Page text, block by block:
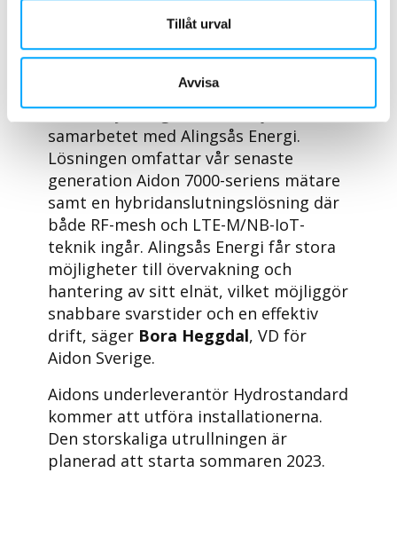
Tillåt urval
Avvisa
stabilitet, har vi också förväntningar
på lägre driftskostnader, fortsätter
– Vi är mycket glada att börja
samarbetet med Alingsås Energi.
Lösningen omfattar vår senaste
generation Aidon 7000-seriens mätare
samt en hybridanslutningslösning där
både RF-mesh och LTE-M/NB-IoT-
teknik ingår. Alingsås Energi får stora
möjligheter till övervakning och
hantering av sitt elnät, vilket möjliggör
snabbare svarstider och en effektiv
drift, säger Bora Heggdal, VD för
Aidon Sverige.
Aidons underleverantör Hydrostandard
kommer att utföra installationerna.
Den storskaliga utrullningen är
planerad att starta sommaren 2023.